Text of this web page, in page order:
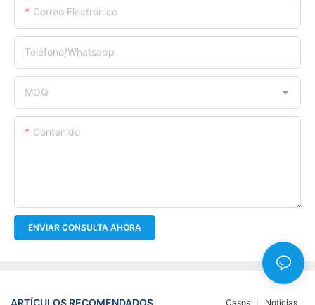
Correo Electrónico
Teléfono/whatsapp
MOQ
Contenido
ENVIAR CONSULTA AHORA
Noticias
Casos